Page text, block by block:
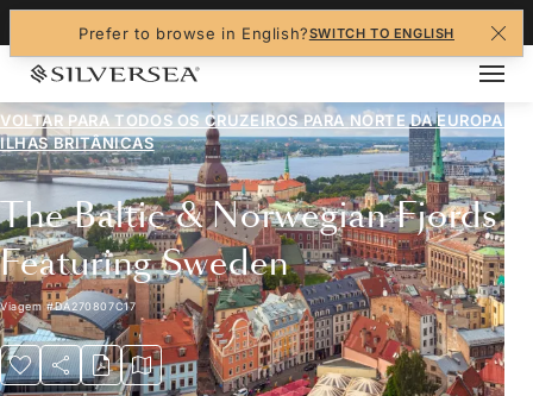
Prefer to browse in English?SWITCH TO ENGLISH
VOLTAR PARA TODOS OS CRUZEIROS PARANORTE DA EUROPA E
ILHAS BRITÂNICAS
The Baltic & Norwegian Fjords
Featuring Sweden
Viagem#DA270807C17